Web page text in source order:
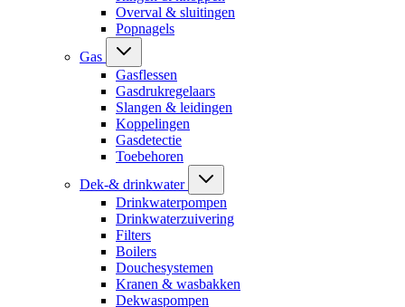
Overval & sluitingen
Popnagels
Gas
Gasflessen
Gasdrukregelaars
Slangen & leidingen
Koppelingen
Gasdetectie
Toebehoren
Dek-& drinkwater
Drinkwaterpompen
Drinkwaterzuivering
Filters
Boilers
Douchesystemen
Kranen & wasbakken
Dekwaspompen